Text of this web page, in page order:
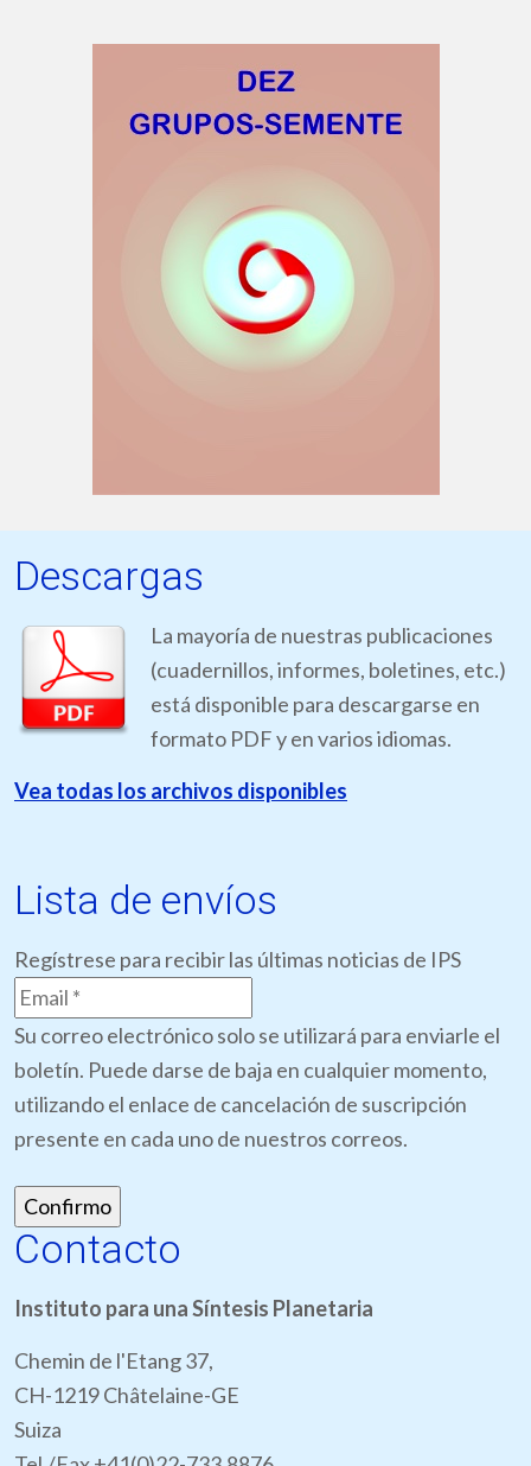
Descargas
La mayoría de nuestras publicaciones
(cuadernillos, informes, boletines, etc.)
está disponible para descargarse en
formato PDF y en varios idiomas.
Vea todas los archivos disponibles
Lista de envíos
Regístrese para recibir las últimas noticias de IPS
Su correo electrónico solo se utilizará para enviarle el
boletín. Puede darse de baja en cualquier momento,
utilizando el enlace de cancelación de suscripción
presente en cada uno de nuestros correos.
Contacto
Instituto para una Síntesis Planetaria
Chemin de l'Etang 37,
CH-1219 Châtelaine-GE
Suiza